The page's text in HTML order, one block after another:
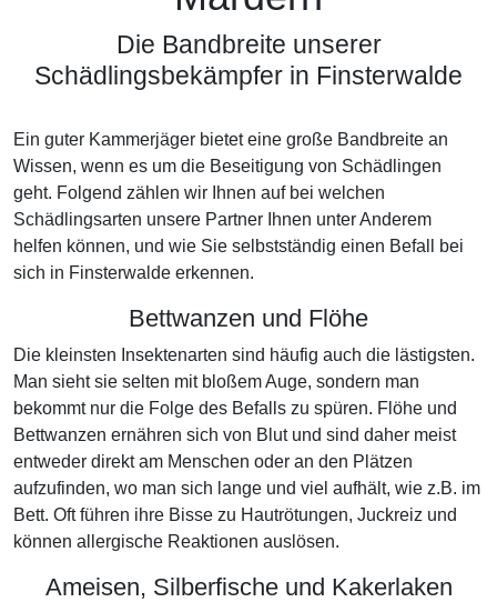
Die Bandbreite unserer
Schädlingsbekämpfer in Finsterwalde
Ein guter Kammerjäger bietet eine große Bandbreite an
Wissen, wenn es um die Beseitigung von Schädlingen
geht. Folgend zählen wir Ihnen auf bei welchen
Schädlingsarten unsere Partner Ihnen unter Anderem
helfen können, und wie Sie selbstständig einen Befall bei
sich in Finsterwalde erkennen.
Bettwanzen und Flöhe
Die kleinsten Insektenarten sind häufig auch die lästigsten.
Man sieht sie selten mit bloßem Auge, sondern man
bekommt nur die Folge des Befalls zu spüren. Flöhe und
Bettwanzen ernähren sich von Blut und sind daher meist
entweder direkt am Menschen oder an den Plätzen
aufzufinden, wo man sich lange und viel aufhält, wie z.B. im
Bett. Oft führen ihre Bisse zu Hautrötungen, Juckreiz und
können allergische Reaktionen auslösen.
Ameisen, Silberfische und Kakerlaken